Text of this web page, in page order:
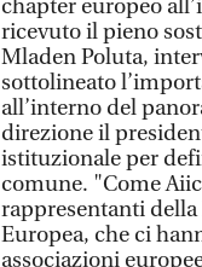
chapter europeo
ricevuto il pieno
Mladen Poluta,
sottolineato
all’interno del
direzione il
istituzionale per
comune. "Come
rappresentanti della
Europea, che ci
associazioni